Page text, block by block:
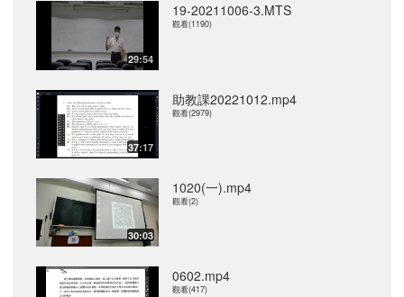
29:54
19-20211006-3.MTS
觀看(1190)
37:17
助教課20221012.mp4
觀看(2979)
30:03
1020(一).mp4
觀看(2)
0602.mp4
觀看(417)